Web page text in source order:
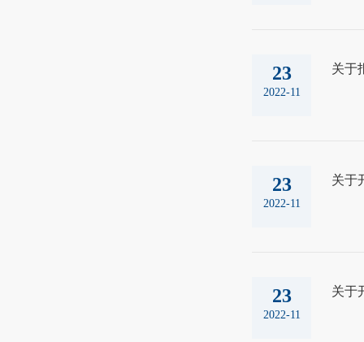
23
2022-11
关于
23
2022-11
关于
23
2022-11
关于